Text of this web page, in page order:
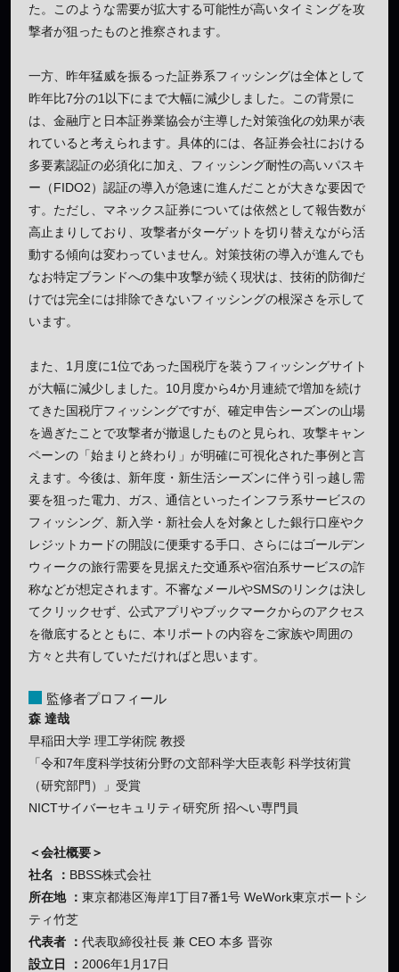
た。このような需要が拡大する可能性が高いタイミングを攻
撃者が狙ったものと推察されます。
一方、昨年猛威を振るった証券系フィッシングは全体として
昨年比7分の1以下にまで大幅に減少しました。この背景に
は、金融庁と日本証券業協会が主導した対策強化の効果が表
れていると考えられます。具体的には、各証券会社における
多要素認証の必須化に加え、フィッシング耐性の高いパスキ
ー（FIDO2）認証の導入が急速に進んだことが大きな要因で
す。ただし、マネックス証券については依然として報告数が
高止まりしており、攻撃者がターゲットを切り替えながら活
動する傾向は変わっていません。対策技術の導入が進んでも
なお特定ブランドへの集中攻撃が続く現状は、技術的防御だ
けでは完全には排除できないフィッシングの根深さを示して
います。
また、1月度に1位であった国税庁を装うフィッシングサイト
が大幅に減少しました。10月度から4か月連続で増加を続け
てきた国税庁フィッシングですが、確定申告シーズンの山場
を過ぎたことで攻撃者が撤退したものと見られ、攻撃キャン
ペーンの「始まりと終わり」が明確に可視化された事例と言
えます。今後は、新年度・新生活シーズンに伴う引っ越し需
要を狙った電力、ガス、通信といったインフラ系サービスの
フィッシング、新入学・新社会人を対象とした銀行口座やク
レジットカードの開設に便乗する手口、さらにはゴールデン
ウィークの旅行需要を見据えた交通系や宿泊系サービスの詐
称などが想定されます。不審なメールやSMSのリンクは決し
てクリックせず、公式アプリやブックマークからのアクセス
を徹底するとともに、本リポートの内容をご家族や周囲の
方々と共有していただければと思います。
監修者プロフィール
森 達哉
早稲田大学 理工学術院 教授
「令和7年度科学技術分野の文部科学大臣表彰 科学技術賞
（研究部門）」受賞
NICTサイバーセキュリティ研究所 招へい専門員
＜会社概要＞
社名 ： BBSS株式会社
所在地 ： 東京都港区海岸1丁目7番1号 WeWork東京ポートシ
ティ竹芝
代表者 ： 代表取締役社長 兼 CEO 本多 晋弥
設立日 ： 2006年1月17日